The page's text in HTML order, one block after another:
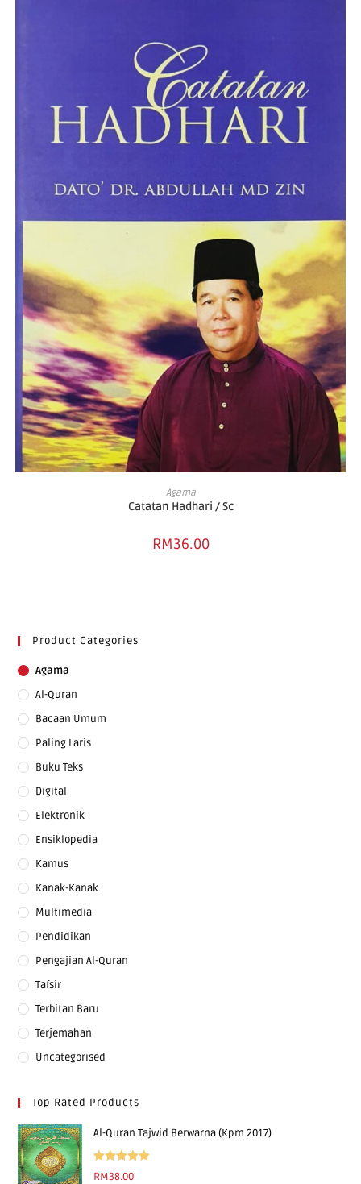
ADD TO CART
Agama
Catatan Hadhari / Sc
RM36.00
Product Categories
Agama
Al-Quran
Bacaan Umum
Paling Laris
Buku Teks
Digital
Elektronik
Ensiklopedia
Kamus
Kanak-Kanak
Multimedia
Pendidikan
Pengajian Al-Quran
Tafsir
Terbitan Baru
Terjemahan
Uncategorised
Top Rated Products
Al-Quran Tajwid Berwarna (Kpm 2017)
Rated 5.00
RM38.00